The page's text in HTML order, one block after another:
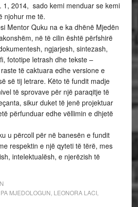
1, 2014, sado kemi menduar se kemi
njohur me të.
Mentor Quku na e ka dhënë Mjedën
në të cilin është përfshirë
ngjarjesh, sintezash,
fototipe letrash dhe tekste –
të caktuara edhe versione e
së tij letrare. Këto të fundit madje
të sprovave për një paraqitje të
sikur duket të jenë projektuar
përfunduar edhe vëllimin e dhjetë
u përcoll për në banesën e fundit
respektin e një qyteti të tërë, mes
intelektualësh, e njerëzish të
MJEDOLOGUN LEONORA LACI,